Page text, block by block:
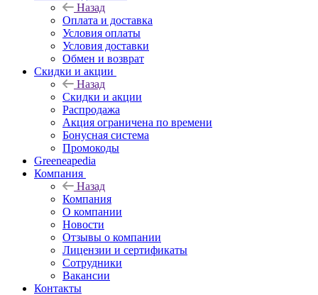
Назад
Оплата и доставка
Условия оплаты
Условия доставки
Обмен и возврат
Скидки и акции
Назад
Скидки и акции
Распродажа
Акция ограничена по времени
Бонусная система
Промокоды
Greeneapedia
Компания
Назад
Компания
О компании
Новости
Отзывы о компании
Лицензии и сертификаты
Сотрудники
Вакансии
Контакты